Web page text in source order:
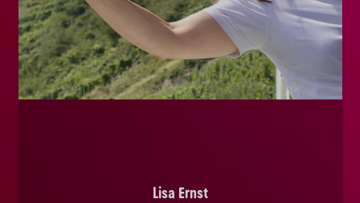
Lisa Ernst
Online-Shops